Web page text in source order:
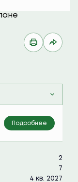
Подробнее
2
7
4 кв. 2027